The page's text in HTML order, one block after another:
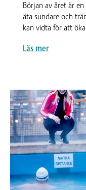
Början av året är
äta sundare och
kan vidta för att
Läs mer